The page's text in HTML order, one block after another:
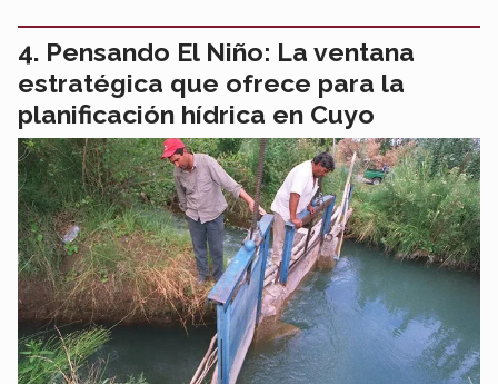
Pensando El Niño: La ventana
estratégica que ofrece para la
planificación hídrica en Cuyo